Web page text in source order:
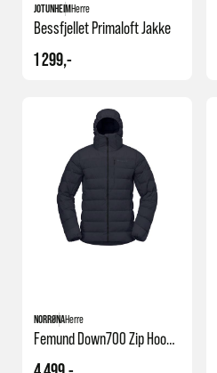
JOTUNHEIMHerre
Bessfjellet Primaloft Jakke
1 299,-
NORRØNAHerre
Femund Down700 Zip Hood M's